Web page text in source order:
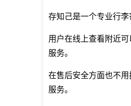
存知己是一个专业行李
用户在线上查看附近
服务。
在售后安全方面也不
服务。